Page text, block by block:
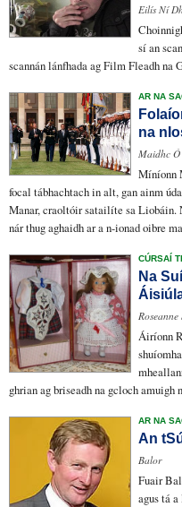
Eilís Ní
sían
scannán lánfhada ag Film Fleadh
AR NA
na
Maidhc
Míníonn
focal tábhachtach in alt, ganainm
Manar,craoltóirsatailíte sa Liobáin.
nár thug aghaidh ar an-ionad oibre
CÚRSAÍ
Na
Roseanne
Áiríonn
ghrian ag briseadh na gcloch amuigh
AR NA
An
Balor
Fuair
agus tá a